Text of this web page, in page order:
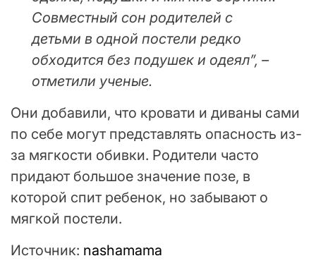
Совместный сон родителей с
детьми в одной постели редко
обходится без подушек и одеял”, –
отметили ученые.
Они добавили, что кровати и диваны сами
по себе могут представлять опасность из-
за мягкости обивки. Родители часто
придают большое значение позе, в
которой спит ребенок, но забывают о
мягкой постели.
Источник: nashamama